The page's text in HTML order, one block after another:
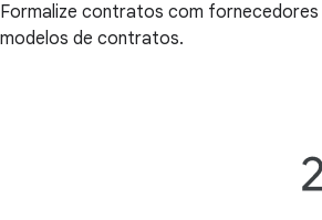
Formalize contratos com
modelos de contratos.